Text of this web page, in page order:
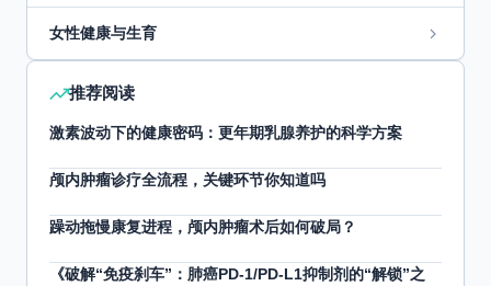
女性健康与生育
推荐阅读
激素波动下的健康密码：更年期乳腺养护的科学方案
颅内肿瘤诊疗全流程，关键环节你知道吗
躁动拖慢康复进程，颅内肿瘤术后如何破局？
《破解“免疫刹车”：肺癌PD-1/PD-L1抑制剂的“解锁”之